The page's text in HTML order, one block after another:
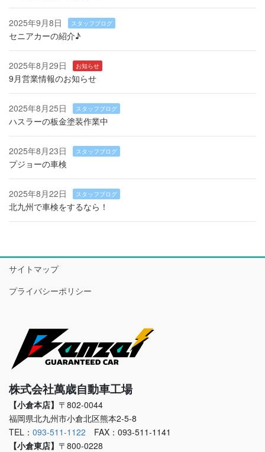
2025年9月8日 スタッフブログ
セニアカーの紹介♪
2025年8月29日 お知らせ
9月営業情報のお知らせ
2025年8月25日 スタッフブログ
ハスラーの板金塗装作業中
2025年8月23日 スタッフブログ
プジョーの車検
2025年8月22日 スタッフブログ
北九州で車検をするなら！
サイトマップ
プライバシーポリシー
株式会社萬歳自動車工場
【小倉本店】 〒802-0044
福岡県北九州市小倉北区熊本2-5-8
TEL： 093-511-1122 FAX：093-511-1141
【小倉東店】 〒800-0228